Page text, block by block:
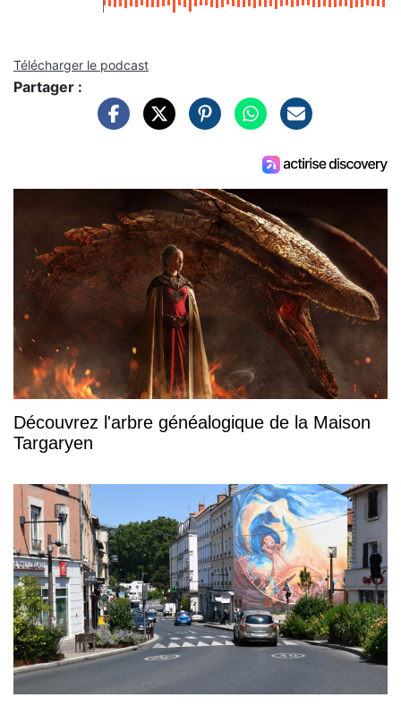
Télécharger le podcast
Partager :
Découvrez l'arbre généalogique de la Maison
Targaryen